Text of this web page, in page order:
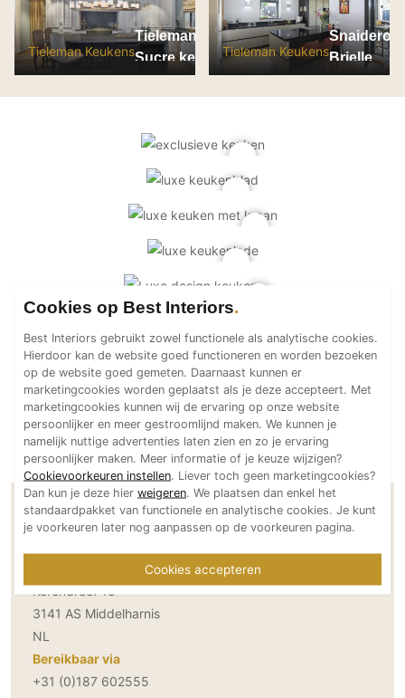
PVC vloeren
Gietvloeren
Houten vloeren
Natuursteen en keramiek vloeren
Behang / Wandtextiel
Natuursteen en keramiek
Leer
Stucwerk
Spuitwerk
Technologie
Audio/Video
Thuisbioscoop
Domotica
Mirror TV
Fitnessapparatuur
Wifi
Aannemers Interieur
Akoestiek
Tieleman Keukens
Tieleman Maison
Sucre keuken: model
Long Island en
Fairmont
Tieleman Keukens
Snaidero
Brielle
Contactgegevens Tieleman Keukens
Korendreef 15
3141 AS Middelharnis
NL
Bereikbaar via
+31 (0)187 602555
Cookies op Best Interiors
Best Interiors gebruikt zowel functionele als analytische cookies.
Hierdoor kan de website goed functioneren en worden bezoeken
op de website goed gemeten. Daarnaast kunnen er
marketingcookies worden geplaatst als je deze accepteert. Met
marketingcookies kunnen wij de ervaring op onze website
persoonlijker en meer gestroomlijnd maken. We kunnen je
namelijk nuttige advertenties laten zien en zo je ervaring
persoonlijker maken. Meer informatie of je keuze wijzigen?
Cookievoorkeuren instellen. Liever toch geen marketingcookies?
Dan kun je deze hier weigeren. We plaatsen dan enkel het
standaardpakket van functionele en analytische cookies. Je kunt
je voorkeuren later nog aanpassen op de voorkeuren pagina.
Cookies accepteren